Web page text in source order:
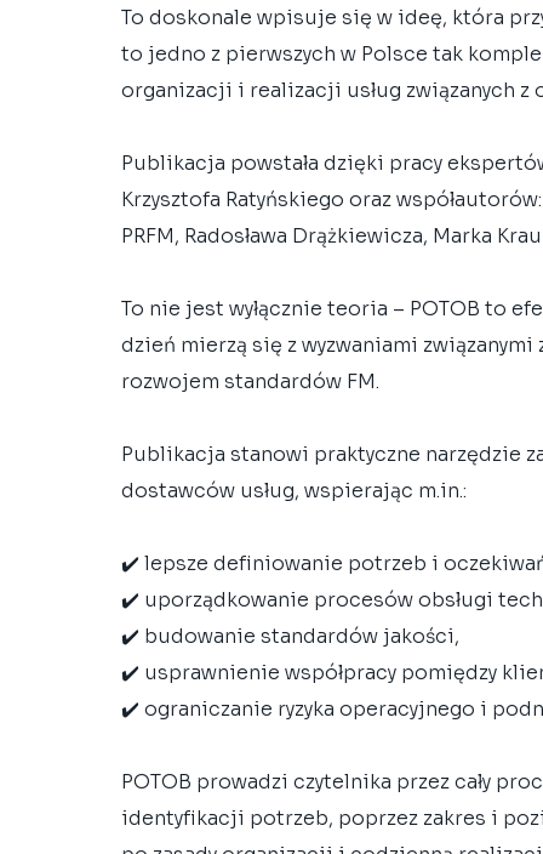
To doskonale wpisuje się w ideę, która
to jedno z pierwszych w Polsce tak
organizacji i realizacji usług związanych
Publikacja powstała dzięki pracy
Krzysztofa Ratyńskiego oraz
PRFM, Radosława Drążkiewicza, Marka
To nie jest wyłącznie teoria – POTOB to
dzień mierzą się z wyzwaniami
rozwojem standardów FM.
Publikacja stanowi praktyczne narzędzie
dostawców usług, wspierając m.in.:
✔️ lepsze definiowanie potrzeb i
✔️ uporządkowanie procesów obsługi
✔️ budowanie standardów jakości,
✔️ usprawnienie współpracy pomiędzy
✔️ ograniczanie ryzyka operacyjnego i
POTOB prowadzi czytelnika przez cały
identyfikacji potrzeb, poprzez zakres i